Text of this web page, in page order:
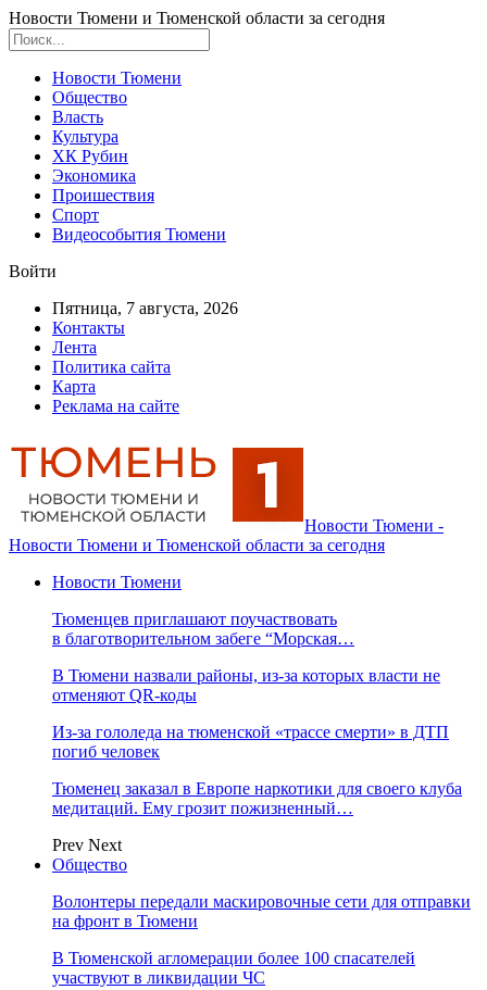
Новости Тюмени и Тюменской области за сегодня
Новости Тюмени
Общество
Власть
Культура
ХК Рубин
Экономика
Проишествия
Спорт
Видеособытия Тюмени
Войти
Пятница, 7 августа, 2026
Контакты
Лента
Политика сайта
Карта
Реклама на сайте
Новости Тюмени -
Новости Тюмени и Тюменской области за сегодня
Новости Тюмени
Тюменцев приглашают поучаствовать
в благотворительном забеге “Морская…
В Тюмени назвали районы, из-за которых власти не
отменяют QR-коды
Из-за гололеда на тюменской «трассе смерти» в ДТП
погиб человек
Тюменец заказал в Европе наркотики для своего клуба
медитаций. Ему грозит пожизненный…
Prev Next
Общество
Волонтеры передали маскировочные сети для отправки
на фронт в Тюмени
В Тюменской агломерации более 100 спасателей
участвуют в ликвидации ЧС